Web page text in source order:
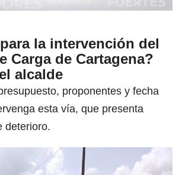
la intervención del
Carga de Cartagena?
alcalde
proponentes y fecha
esta vía, que presenta
deterioro.